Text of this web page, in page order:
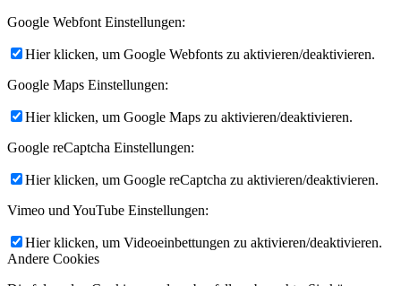
Google Webfont Einstellungen:
Hier klicken, um Google Webfonts zu aktivieren/deaktivieren.
Google Maps Einstellungen:
Hier klicken, um Google Maps zu aktivieren/deaktivieren.
Google reCaptcha Einstellungen:
Hier klicken, um Google reCaptcha zu aktivieren/deaktivieren.
Vimeo und YouTube Einstellungen:
Hier klicken, um Videoeinbettungen zu aktivieren/deaktivieren.
Andere Cookies